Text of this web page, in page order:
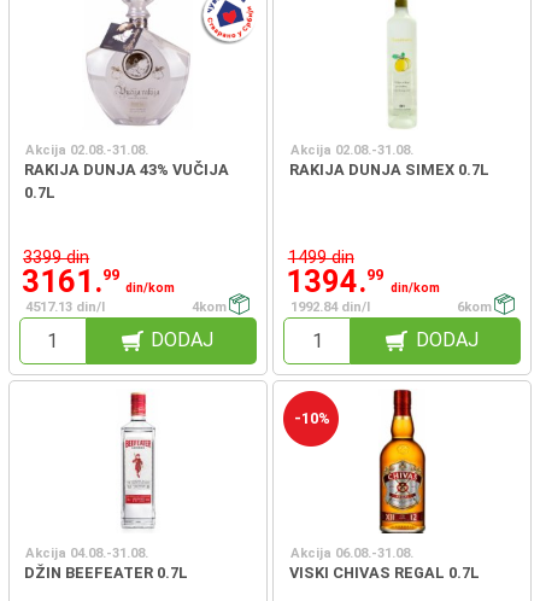
Akcija 02.08.-31.08.
RAKIJA DUNJA 43% VUČIJA
0.7L
3399 din
3161.99
din/kom
4517.13 din/l
4kom
DODAJ
Akcija 02.08.-31.08.
RAKIJA DUNJA SIMEX 0.7L
1499 din
1394.99
din/kom
1992.84 din/l
6kom
DODAJ
Akcija 04.08.-31.08.
DŽIN BEEFEATER 0.7L
-10%
Akcija 06.08.-31.08.
VISKI CHIVAS REGAL 0.7L